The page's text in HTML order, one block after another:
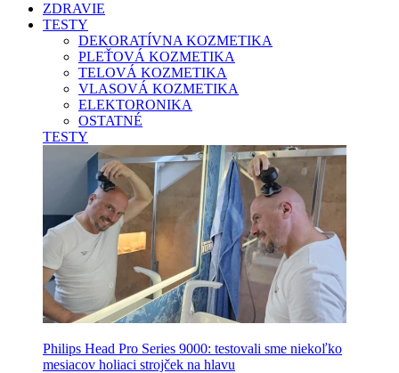
ZDRAVIE
TESTY
DEKORATÍVNA KOZMETIKA
PLEŤOVÁ KOZMETIKA
TELOVÁ KOZMETIKA
VLASOVÁ KOZMETIKA
ELEKTORONIKA
OSTATNÉ
TESTY
Philips Head Pro Series 9000: testovali sme niekoľko
mesiacov holiaci strojček na hlavu